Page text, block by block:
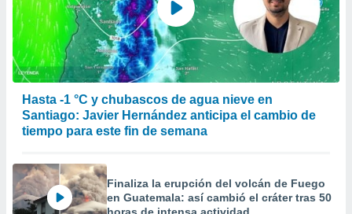
Hasta -1 °C y chubascos de agua nieve en
Santiago: Javier Hernández anticipa el cambio de
tiempo para este fin de semana
Finaliza la erupción del volcán de Fuego
en Guatemala: así cambió el cráter tras 50